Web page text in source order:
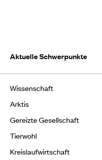
Aktuelle Schwerpunkte
Wissenschaft
Arktis
Gereizte Gesellschaft
Tierwohl
Kreislaufwirtschaft